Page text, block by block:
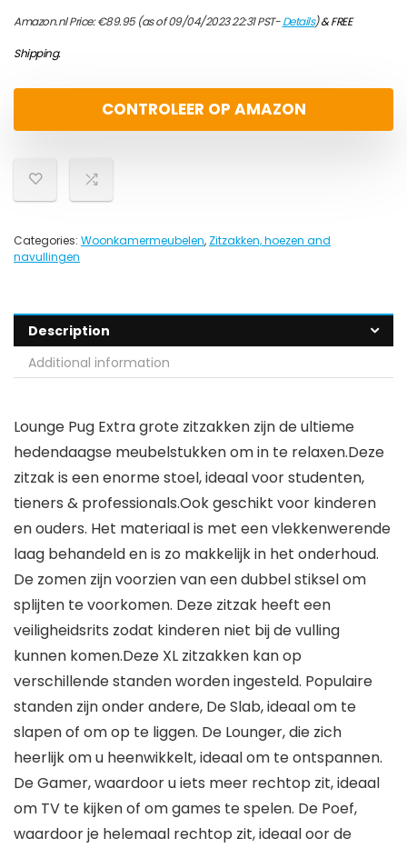
Amazon.nl Price:€89.95(as of 09/04/2023 22:31 PST-Details)&FREE
Shipping.
CONTROLEER OP AMAZON
Categories: Woonkamermeubelen, Zitzakken, hoezen and
navullingen
Description
Additional information
Lounge Pug Extra grote zitzakken zijn de ultieme
hedendaagse meubelstukken om in te relaxen.Deze
zitzak is een enorme stoel, ideaal voor studenten,
tieners & professionals.Ook geschikt voor kinderen
en ouders. Het materiaal is met een vlekkenwerende
laag behandeld en is zo makkelijk in het onderhoud.
De zomen zijn voorzien van een dubbel stiksel om
splijten te voorkomen. Deze zitzak heeft een
veiligheidsrits zodat kinderen niet bij de vulling
kunnen komen.Deze XL zitzakken kan op
verschillende standen worden ingesteld. Populaire
standen zijn onder andere, De Slab, ideaal om te
slapen of om op te liggen. De Lounger, die zich
heerlijk om u heenwikkelt, ideaal om te ontspannen.
De Gamer, waardoor u iets meer rechtop zit, ideaal
om TV te kijken of om games te spelen. De Poef,
waardoor je helemaal rechtop zit, ideaal oor de